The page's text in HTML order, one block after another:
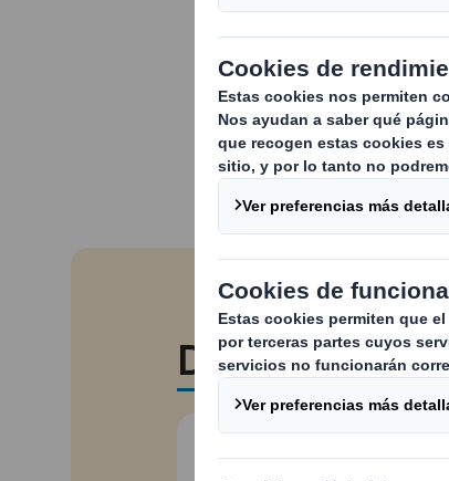
En este
por llamar la
los pequeños
los
Dossier
Descargar